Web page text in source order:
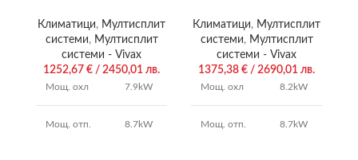
Климатици, Мултисплит
системи, Мултисплит
системи - Vivax
1252,67 € / 2450,01 лв.
Мощ. охл 7.9kW
Мощ. отп. 8.7kW
Климатици, Мултисплит
системи, Мултисплит
системи - Vivax
1375,38 € / 2690,01 лв.
Мощ. охл 8.2kW
Мощ. отп. 8.7kW